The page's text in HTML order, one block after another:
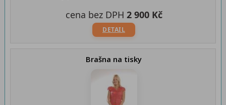
DETAIL
cena bez DPH 2 900 Kč
Brašna na tisky